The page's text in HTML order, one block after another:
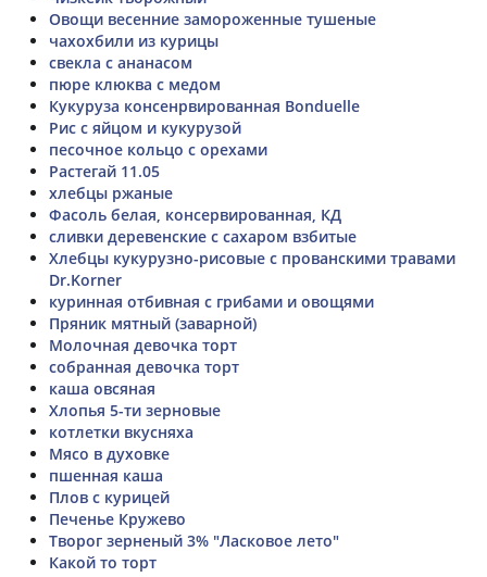
Овощи весенние замороженные тушеные
чахохбили из курицы
свекла с ананасом
пюре клюква с медом
Кукуруза консенрвированная Bonduelle
Рис с яйцом и кукурузой
песочное кольцо с орехами
Растегай 11.05
хлебцы ржаные
Фасоль белая, консервированная, КД
сливки деревенские с сахаром взбитые
Хлебцы кукурузно-рисовые с прованскими травами
Dr.Korner
куринная отбивная с грибами и овощями
Пряник мятный (заварной)
Молочная девочка торт
собранная девочка торт
каша овсяная
Хлопья 5-ти зерновые
котлетки вкусняха
Мясо в духовке
пшенная каша
Плов с курицей
Печенье Кружево
Творог зерненый 3% "Ласковое лето"
Какой то торт